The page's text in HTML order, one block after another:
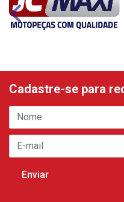
Cadastre-se para